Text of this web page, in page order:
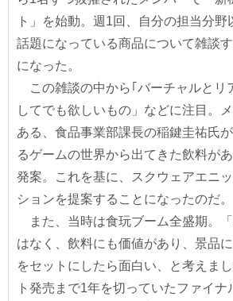
ト」を始動。週1回、自分の担当分
話題になっている商品について雑談
になった。
この雑談の中から｢バーチャルとリ
してでも欲しいもの」などに注目。
ある、食品事業部課長の稲鍵圭祐氏
るゲームの世界から出てきた飲料が
発案。これを基に、スクウェアエニ
ションを提案することになったのだ。
また、当時は食玩ブーム全盛期。「
はなく、飲料にも価値があり、景品
をセットにしたら面白い、と考えま
ト発売まで1年を切っていたファイナ